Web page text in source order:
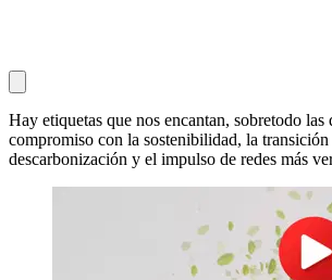
Hay etiquetas que nos encantan, sobretodo las
compromiso con la sostenibilidad, la transición
descarbonización y el impulso de redes más